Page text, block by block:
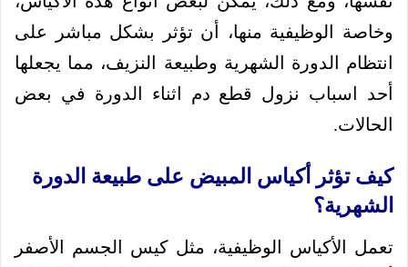
وخاصة الوظيفية منها، أن تؤثر بشكل مباشر على
انتظام الدورة الشهرية وطبيعة النزيف، مما يجعلها
أحد اسباب نزول قطع دم اثناء الدورة في بعض
الحالات.
كيف تؤثر أكياس المبيض على طبيعة الدورة
الشهرية؟
تعمل الأكياس الوظيفية، مثل كيس الجسم الأصفر